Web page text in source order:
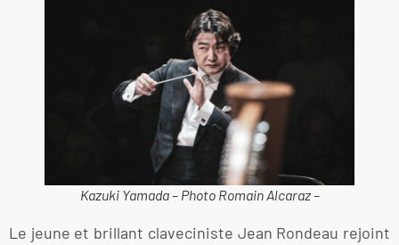
Kazuki Yamada – Photo Romain Alcaraz –
Le jeune et brillant claveciniste Jean Rondeau rejoint